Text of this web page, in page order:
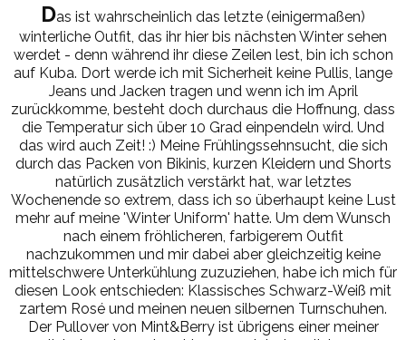
Das ist wahrscheinlich das letzte (einigermaßen)
winterliche Outfit, das ihr hier bis nächsten Winter sehen
werdet - denn während ihr diese Zeilen lest, bin ich schon
auf Kuba. Dort werde ich mit Sicherheit keine Pullis, lange
Jeans und Jacken tragen und wenn ich im April
zurückkomme, besteht doch durchaus die Hoffnung, dass
die Temperatur sich über 10 Grad einpendeln wird. Und
das wird auch Zeit! :) Meine Frühlingssehnsucht, die sich
durch das Packen von Bikinis, kurzen Kleidern und Shorts
natürlich zusätzlich verstärkt hat, war letztes
Wochenende so extrem, dass ich so überhaupt keine Lust
mehr auf meine 'Winter Uniform' hatte. Um dem Wunsch
nach einem fröhlicheren, farbigerem Outfit
nachzukommen und mir dabei aber gleichzeitig keine
mittelschwere Unterkühlung zuzuziehen, habe ich mich für
diesen Look entschieden: Klassisches Schwarz-Weiß mit
zartem Rosé und meinen neuen silbernen Turnschuhen.
Der Pullover von Mint&Berry ist übrigens einer meiner